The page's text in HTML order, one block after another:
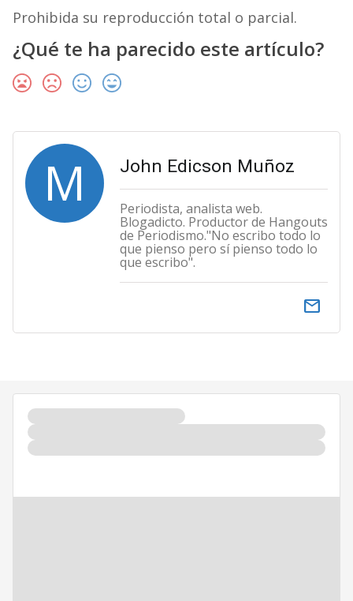
Prohibida su reproducción total o parcial.
¿Qué te ha parecido este artículo?
M John Edicson Muñoz
Periodista, analista web.
Blogadicto. Productor de Hangouts
de Periodismo."No escribo todo lo
que pienso pero sí pienso todo lo
que escribo".
email